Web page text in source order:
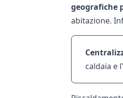
geografiche
abitazione.
caldaia e